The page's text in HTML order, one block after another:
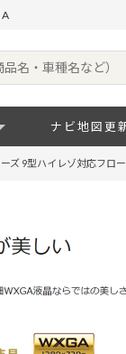
ナビ地図更
ズ 9型ハイレゾ対応フロ